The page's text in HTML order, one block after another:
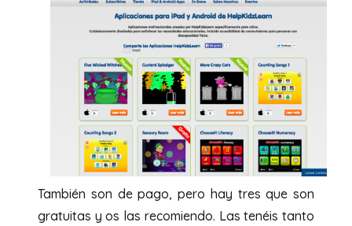
También son de pago, pero hay tres que son
gratuitas y os las recomiendo. Las tenéis tanto